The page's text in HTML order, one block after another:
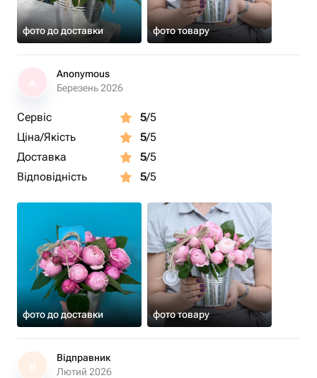
фото до доставки фото товару
Anonymous
Березень 2026
Сервіс 5/5
Ціна/Якість
5/5
Доставка
5/5
Відповідність
5/5
фото до доставки фото товару
В
Відправник
Лютий 2026